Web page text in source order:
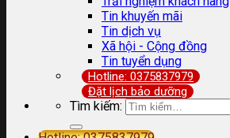
Tin khuyến mãi
Tin dịch vụ
Xã hội - Cộng đồng
Tin tuyển dụng
Hotline: 0375837979
Đặt lịch bảo dưỡng
Tìm kiếm: